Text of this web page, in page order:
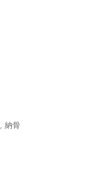
納骨